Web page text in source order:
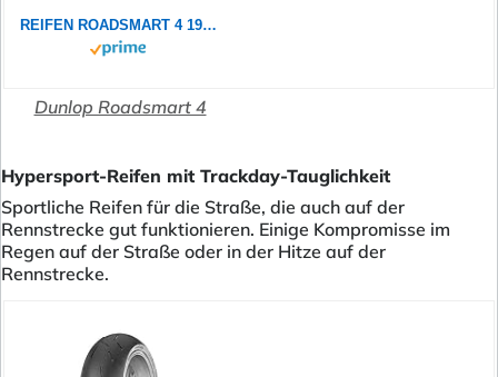
REIFEN ROADSMART 4 190/50 R17 73W DUNLOP
Dunlop Roadsmart 4
Hypersport-Reifen mit Trackday-Tauglichkeit
Sportliche Reifen für die Straße, die auch auf der
Rennstrecke gut funktionieren. Einige Kompromisse im
Regen auf der Straße oder in der Hitze auf der
Rennstrecke.